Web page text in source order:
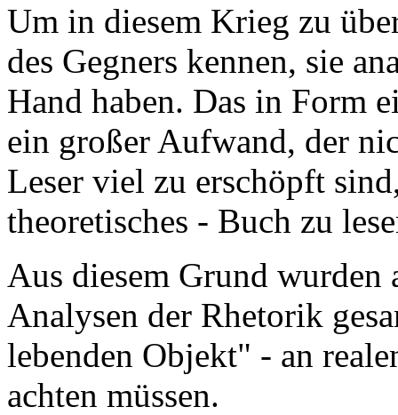
Um in diesem Krieg zu
des Gegners kennen, sie
Hand haben. Das in Form
ein großer Aufwand, der
Leser viel zu erschöpft
theoretisches - Buch zu
Aus diesem Grund
Analysen der Rhetorik
lebenden Objekt" - an
achten müssen.